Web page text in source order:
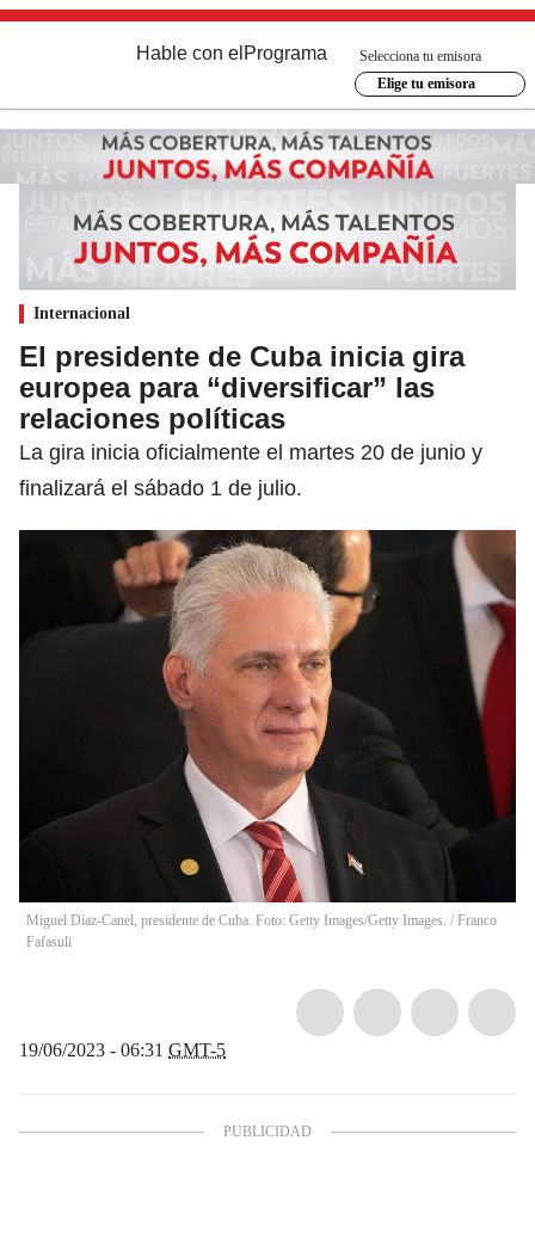
Hable con el Programa
Selecciona tu emisora
Elige tu emisora
Internacional
El presidente de Cuba inicia gira
europea para “diversificar” las
relaciones políticas
La gira inicia oficialmente el martes 20 de junio y
finalizará el sábado 1 de julio.
Miguel Díaz-Canel, presidente de Cuba. Foto: Getty Images/Getty Images. / Franco
Fafasuli
19/06/2023 - 06:31 GMT-5